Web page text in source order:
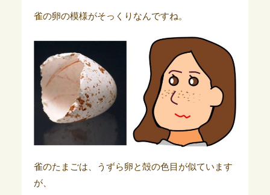
雀の卵の模様がそっくりなんですね。
雀のたまごは、うずら卵と殻の色目が似ています
が、